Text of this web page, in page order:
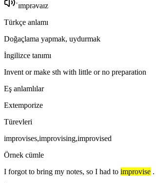
ˈɪmprəvaɪz
Türkçe anlamı
Doğaçlama yapmak, uydurmak
İngilizce tanımı
Invent or make sth with little or no preparation
Eş anlamlılar
Extemporize
Türevleri
improvises,improvising,improvised
Örnek cümle
I forgot to bring my notes, so I had to improvise .